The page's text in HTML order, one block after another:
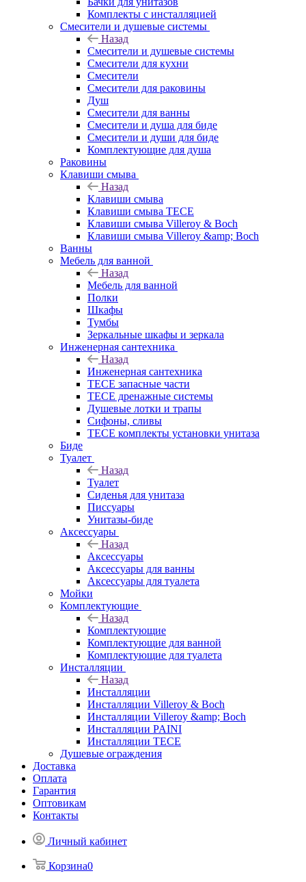
Комплекты с инсталляцией
Смесители и душевые системы
Назад
Смесители и душевые системы
Смесители для кухни
Смесители
Смесители для раковины
Душ
Смесители для ванны
Смесители и душа для биде
Смесители и души для биде
Комплектующие для душа
Раковины
Клавиши смыва
Назад
Клавиши смыва
Клавиши смыва TECE
Клавиши смыва Villeroy & Boch
Клавиши смыва Villeroy &amp; Boch
Ванны
Мебель для ванной
Назад
Мебель для ванной
Полки
Шкафы
Тумбы
Зеркальные шкафы и зеркала
Инженерная сантехника
Назад
Инженерная сантехника
TECE запасные части
TECE дренажные системы
Душевые лотки и трапы
Сифоны, сливы
TECE комплекты установки унитаза
Биде
Туалет
Назад
Туалет
Сиденья для унитаза
Писсуары
Унитазы-биде
Аксессуары
Назад
Аксессуары
Аксессуары для ванны
Аксессуары для туалета
Мойки
Комплектующие
Назад
Комплектующие
Комплектующие для ванной
Комплектующие для туалета
Инсталляции
Назад
Инсталляции
Инсталляции Villeroy & Boch
Инсталляции Villeroy &amp; Boch
Инсталляции PAINI
Инсталляции TECE
Душевые ограждения
Доставка
Оплата
Гарантия
Оптовикам
Контакты
Личный кабинет
Корзина0